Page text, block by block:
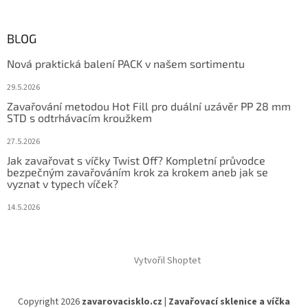
BLOG
Nová praktická balení PACK v našem sortimentu
29.5.2026
Zavařování metodou Hot Fill pro duální uzávěr PP 28 mm
STD s odtrhávacím kroužkem
27.5.2026
Jak zavařovat s víčky Twist Off? Kompletní průvodce
bezpečným zavařováním krok za krokem aneb jak se
vyznat v typech víček?
14.5.2026
Vytvořil Shoptet
Copyright 2026 zavarovacisklo.cz | Zavařovací sklenice a víčka